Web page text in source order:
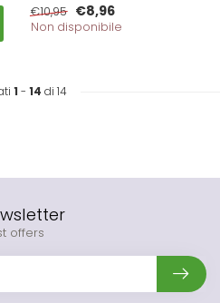
€10,95 €8,96
Non disponibile
1 - 14 di 14
offers